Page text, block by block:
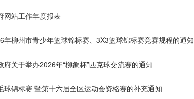
网站工作年度报表
柳州市青少年篮球锦标赛、3X3篮球锦标赛竞赛规程的通知
关于举办2026年“柳象杯”匹克球交流赛的通知
球锦标赛 暨第十六届全区运动会资格赛的补充通知